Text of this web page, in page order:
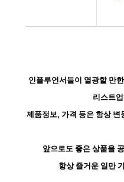
인플루언서들이 열광할 만
리스트
제품정보, 가격 등은 항상 변
앞으로도 좋은 상품을
항상 즐거운 일만